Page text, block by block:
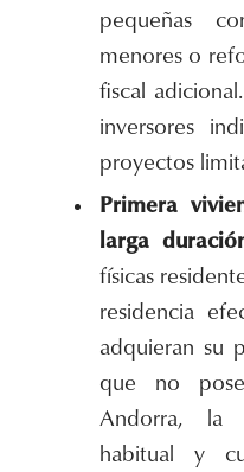
pequeñas
menores o
fiscal
inversores
proyectos
Primera
larga
físicas
residencia
adquieran su
que no
Andorra, la
habitual y